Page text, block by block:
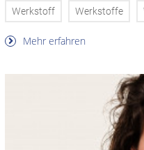
Werkstoff Werkstoffe
Mehr erfahren